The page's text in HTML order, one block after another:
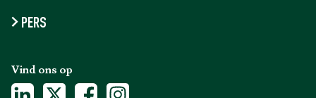
PERS
Vind ons op